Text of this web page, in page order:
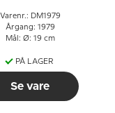
Varenr.: DM1979
Årgang: 1979
Mål: Ø: 19 cm
PÅ LAGER
Se vare